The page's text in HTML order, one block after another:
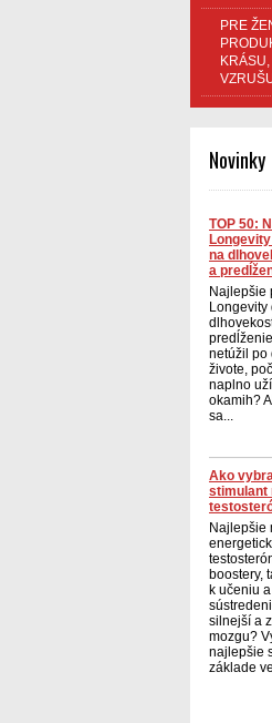
PRE
Novinky
TOP 50:
na
a
Najlepšie
Longevity
netúžil po
živote,
naplno
okamih?
sa...
Ako
stimulant
Najlepšie
boostery,
k učeniu
silnejší a
mozgu?
najlepšie
základe